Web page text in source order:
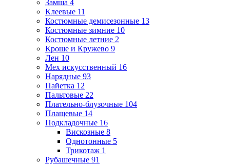
Замша 4
Клеевые 11
Костюмные демисезонные 13
Костюмные зимние 10
Костюмные летние 2
Кроше и Кружево 9
Лен 10
Мех искусственный 16
Нарядные 93
Пайетка 12
Пальтовые 22
Плательно-блузочные 104
Плащевые 14
Подкладочные 16
Вискозные 8
Однотонные 5
Трикотаж 1
Рубашечные 91